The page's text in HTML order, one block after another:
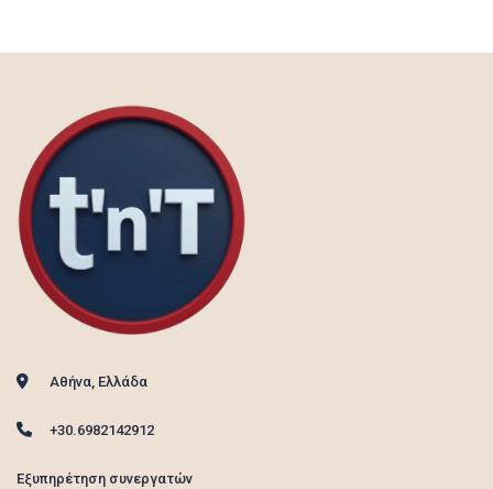
Αθήνα, Ελλάδα
+30.6982142912
Εξυπηρέτηση συνεργατών